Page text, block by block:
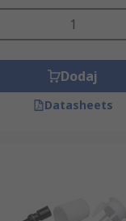
Dodaj
Datasheets